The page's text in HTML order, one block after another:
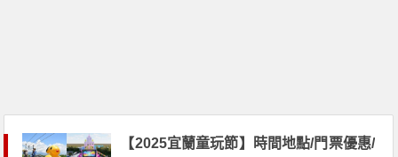
【2025宜蘭童玩節】時間地點/門票優惠/